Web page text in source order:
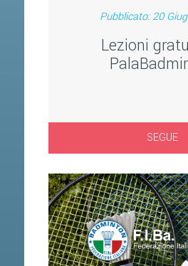
Pubblicato: 20
Lezioni
SEGUE